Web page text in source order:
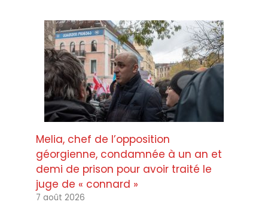
Melia, chef de l’opposition
géorgienne, condamnée à un an et
demi de prison pour avoir traité le
juge de « connard »
7 août 2026